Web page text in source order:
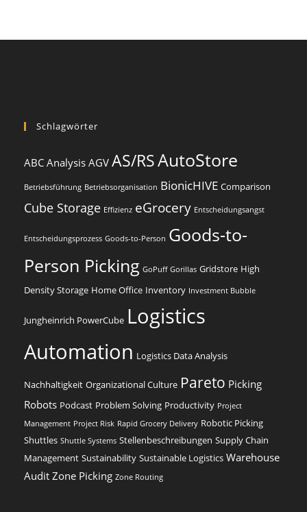
Schlagwörter
ABC Analysis AGV AS/RSAutoStore
Betriebsführung Betriebsorganisation BionicHIVE Comparison
Cube Storage Effizienz eGrocery Entscheidungsangst
Entscheidungsprozess Goods-to-Person Goods-to-
Person Picking GoPuff Gorillas Gridstore High
Density Storage Home Office Inventory Investment Bubble
Jungheinrich PowerCube Logistics
Automation Logistics Data Analysis
Nachhaltigkeit Organizational Culture Pareto Picking
Robots Podcast Problem Solving Productivity Project
Management Project Risk Rapid Grocery Delivery Robotic Picking
Shuttles Shuttle Systems Stellenbeschreibungen Supply Chain
Management Sustainability Sustainable Logistics Warehouse
Audit Zone Picking Zone Routing